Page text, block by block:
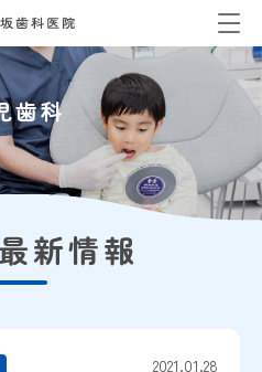
歯科
新情報
2021.01.28